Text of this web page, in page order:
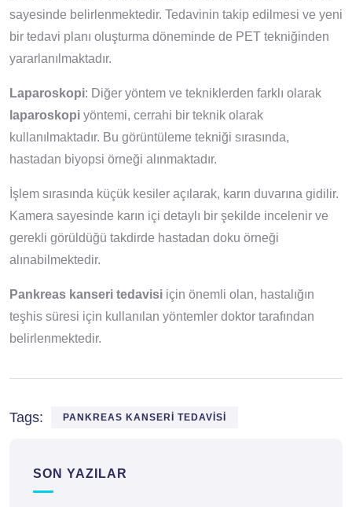
sayesinde belirlenmektedir. Tedavinin takip edilmesi ve yeni
bir tedavi planı oluşturma döneminde de PET tekniğinden
yararlanılmaktadır.
Laparoskopi: Diğer yöntem ve tekniklerden farklı olarak
laparoskopi yöntemi, cerrahi bir teknik olarak
kullanılmaktadır. Bu görüntüleme tekniği sırasında,
hastadan biyopsi örneği alınmaktadır.
İşlem sırasında küçük kesiler açılarak, karın duvarına gidilir.
Kamera sayesinde karın içi detaylı bir şekilde incelenir ve
gerekli görüldüğü takdirde hastadan doku örneği
alınabilmektedir.
Pankreas kanseri tedavisi için önemli olan, hastalığın
teşhis süresi için kullanılan yöntemler doktor tarafından
belirlenmektedir.
Tags: PANKREAS KANSERI TEDAVISI
SON YAZILAR